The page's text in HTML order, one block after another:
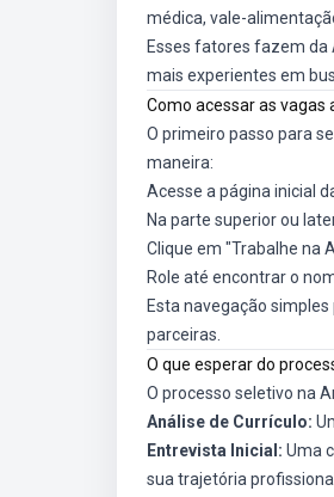
médica, vale-
Esses fatores fazem
mais experientes em
Como acessar as vagas
O primeiro passo para
maneira:
Acesse a página inicial
Na parte superior ou
Clique em "Trabalhe na
Role até encontrar o
Esta navegação
parceiras.
O que esperar do
O processo seletivo na
Análise de Currículo:
Entrevista Inicial: Uma
sua trajetória